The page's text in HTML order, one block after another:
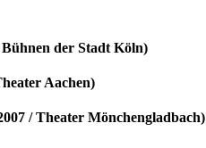
Bühnen der Stadt Köln)
Aachen)
/ Theater Mönchengladbach)